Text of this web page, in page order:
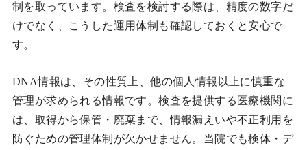
制を取っています。検査を検討する際は、精度の数字だ
けでなく、こうした運用体制も確認しておくと安心で
す。
DNA情報は、その性質上、他の個人情報以上に慎重な
管理が求められる情報です。検査を提供する医療機関に
は、取得から保管・廃棄まで、情報漏えいや不正利用を
防ぐための管理体制が欠かせません。当院でも検体・デ